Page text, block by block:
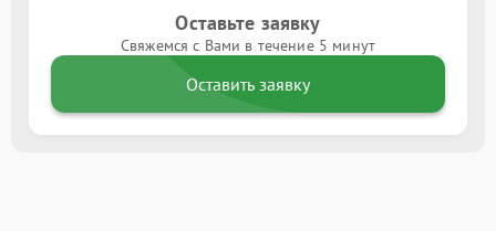
Оставьте заявку
Свяжемся с Вами в течение 5 минут
Оставить заявку